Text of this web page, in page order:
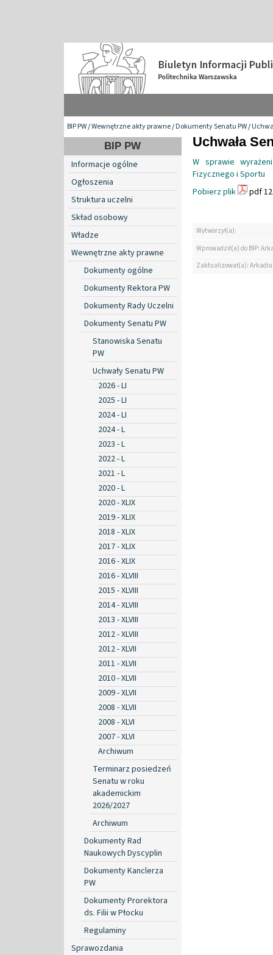
BIP PW/Wewnętrzne akty prawne/Dokumenty Senatu PW/
BIP PW
Informacje ogólne
Ogłoszenia
Struktura uczelni
Skład osobowy
Władze
Wewnętrzne akty prawne
Dokumenty ogólne
Dokumenty Rektora PW
Dokumenty Rady Uczelni
Dokumenty Senatu PW
Stanowiska Senatu
PW
Uchwały Senatu PW
2026 - LI
2025 - LI
2024 - LI
2024 - L
2023 - L
2022 - L
2021 - L
2020 - L
2020 - XLIX
2019 - XLIX
2018 - XLIX
2017 - XLIX
2016 - XLIX
2016 - XLVIII
2015 - XLVIII
2014 - XLVIII
2013 - XLVIII
2012 - XLVIII
2012 - XLVII
2011 - XLVII
2010 - XLVII
2009 - XLVII
2008 - XLVII
2008 - XLVI
2007 - XLVI
Archiwum
Terminarz posiedzeń
Senatu w roku
akademickim
2026/2027
Archiwum
Dokumenty Rad
Naukowych Dyscyplin
Dokumenty Kanclerza
PW
Dokumenty Prorektora
ds. Filii w Płocku
Regulaminy
Sprawozdania
Uchwała
W sprawie
Fizycznego i Sportu
Pobierz plik
pdf
Wytworzył(a):
Wprowadził(a) do BIP:
Zaktualizował(a):